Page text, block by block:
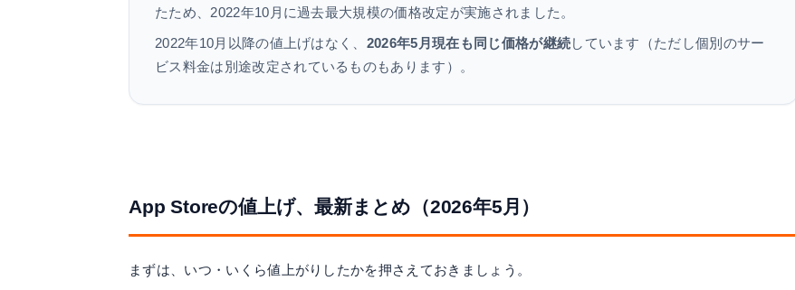
たため、2022年10月に過去最大規模の価格改定が実施されました。
2022年10月以降の値上げはなく、 2026年5月現在も同じ価格が継続しています（ただし個別のサー
ビス料金は別途改定されているものもあります）。
App Storeの値上げ、最新まとめ（2026年5月）
まずは、いつ・いくら値上がりしたかを押さえておきましょう。